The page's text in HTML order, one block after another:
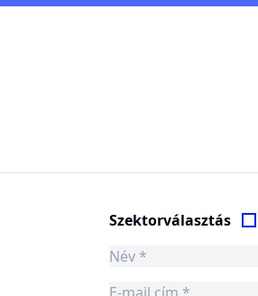
Szektorválasztás